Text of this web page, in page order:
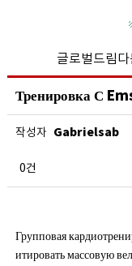
글로벌드림
Тренировка С
작성자 Gabrielsab
0건
Групповая
итировать массовую